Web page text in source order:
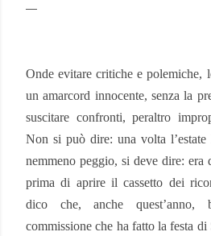
Onde evitare critiche e polemiche,
un amarcord innocente, senza la
suscitare confronti, peraltro
Non si può dire: una volta l’estate
nemmeno peggio, si deve dire: era
prima di aprire il cassetto dei
dico che, anche quest’anno,
commissione che ha fatto la festa di